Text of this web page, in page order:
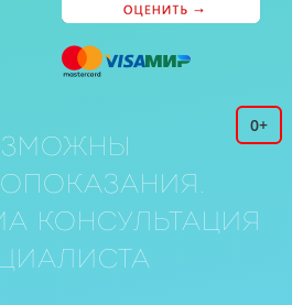
0+
консультация